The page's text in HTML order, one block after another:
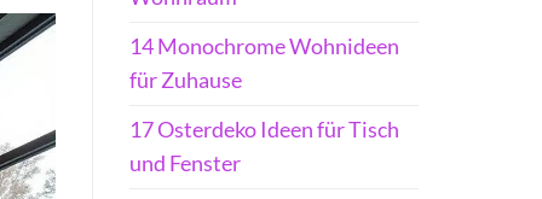
14 Monochrome Wohnideen
für Zuhause
17 Osterdeko Ideen für Tisch
und Fenster